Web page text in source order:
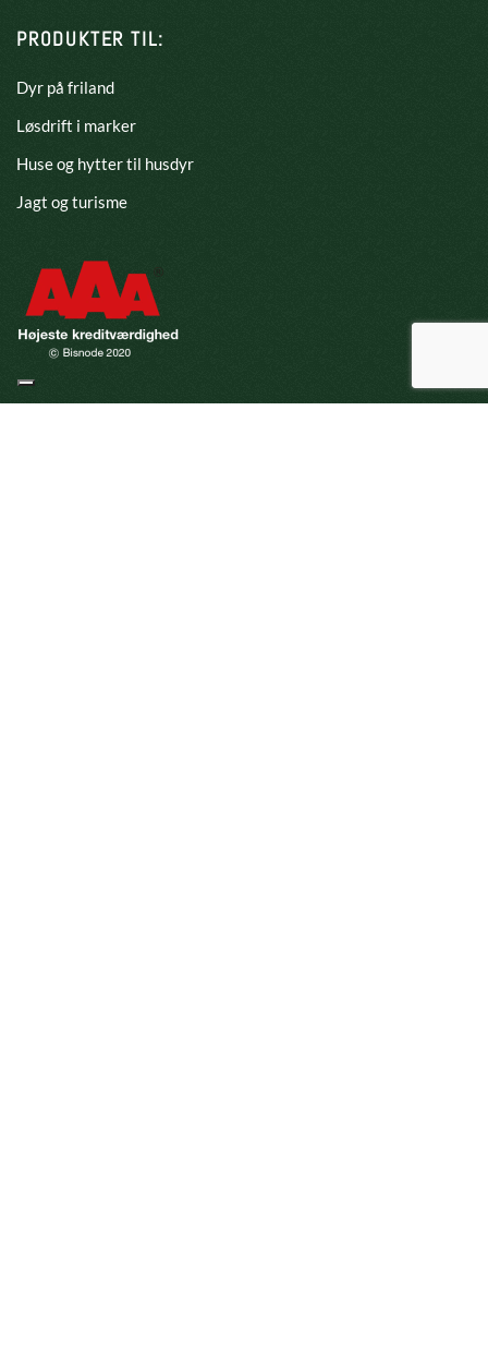
PRODUKTER TIL:
Dyr på friland
Løsdrift i marker
Huse og hytter til husdyr
Jagt og turisme